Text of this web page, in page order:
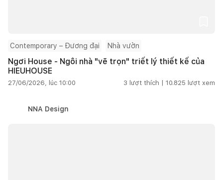
Contemporary – Đương đại Nhà vườn
Ngơi House - Ngôi nhà "vẽ trọn" triết lý thiết kế của
HIEUHOUSE
27/06/2026, lúc 10:00 3 lượt thích | 10.825 lượt xem
NNA Design